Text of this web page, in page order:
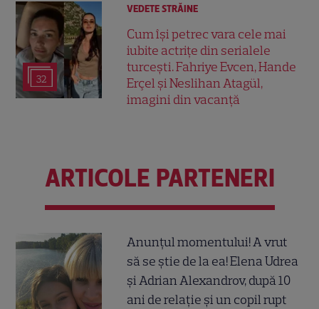
32
VEDETE STRĂINE
Cum își petrec vara cele mai
iubite actrițe din serialele
turcești. Fahriye Evcen, Hande
Erçel și Neslihan Atagül,
imagini din vacanță
ARTICOLE PARTENERI
Anunțul momentului! A vrut
să se știe de la ea! Elena Udrea
și Adrian Alexandrov, după 10
ani de relație și un copil rupt